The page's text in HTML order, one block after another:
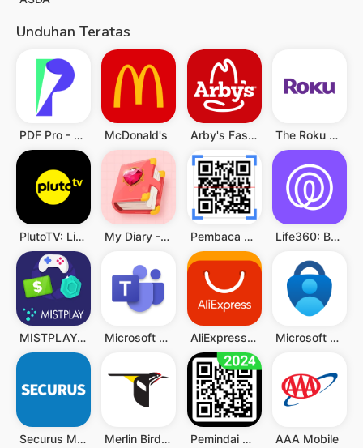
Unduhan Teratas
PDF Pro - Reader & Maker McDonald's Arby's Fast Food Sandwiches The Roku App (Official)
PlutoTV: Live TV & Free Movies My Diary - Diary With Lock Pembaca QR & Kode Batang Life360: Berbagi Lokasi
MISTPLAY: Play to Earn Money Microsoft Teams AliExpress - Shopping App Microsoft Authenticator
Securus Mobile Merlin Bird ID by Cornell Lab Pemindai QR - Barcode Scanner AAA Mobile